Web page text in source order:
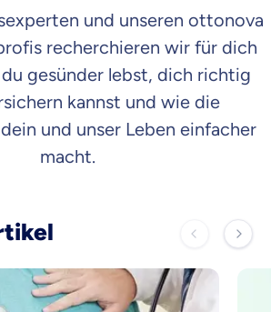
und unseren ottonova
recherchieren wir für dich
gesünder lebst, dich richtig
kannst und wie die
und unser Leben einfacher
macht.